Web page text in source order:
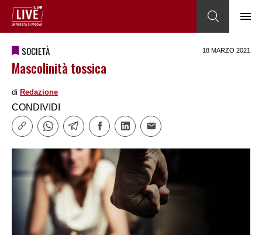
SOCIETÀ 18 MARZO 2021
Mascolinità tossica
di Redazione
CONDIVIDI